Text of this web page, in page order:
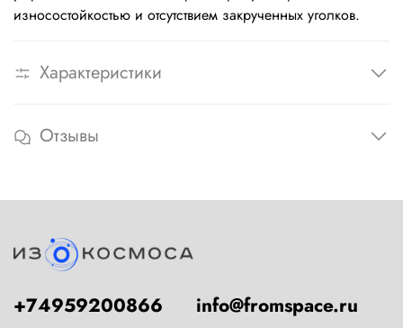
износостойкостью и отсутствием закрученных уголков.
Характеристики
Отзывы
+74959200866 info@fromspace.ru